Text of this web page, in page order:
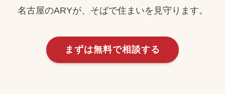
名古屋のARYが、そばで住まいを見守ります。
まずは無料で相談する